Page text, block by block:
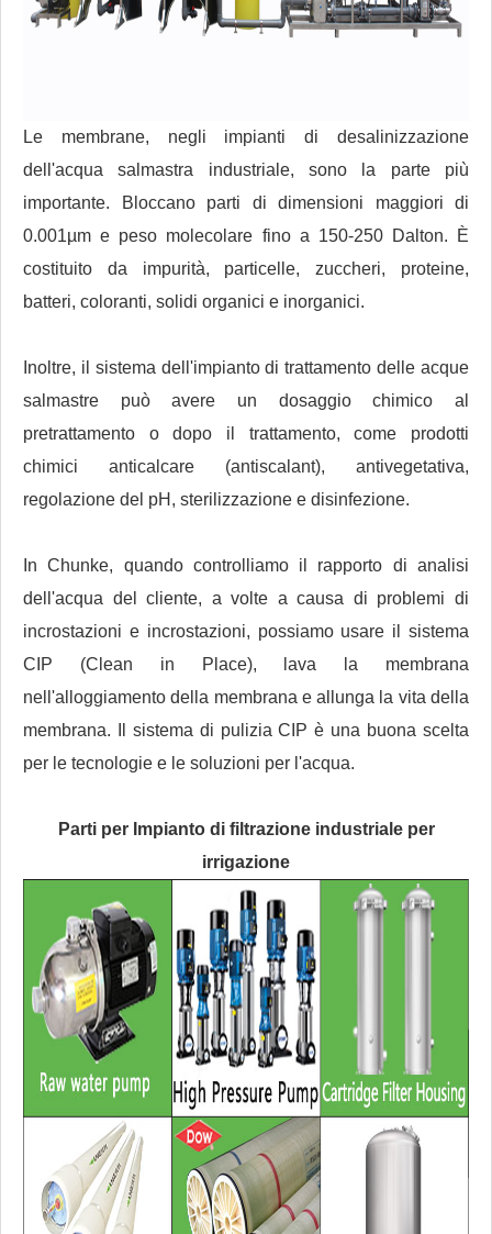
Le membrane, negli impianti di desalinizzazione
dell'acqua salmastra industriale, sono la parte più
importante. Bloccano parti di dimensioni maggiori di
0.001µm e peso molecolare fino a 150-250 Dalton. È
costituito da impurità, particelle, zuccheri, proteine,
batteri, coloranti, solidi organici e inorganici.
Inoltre, il sistema dell'impianto di trattamento delle acque
salmastre può avere un dosaggio chimico al
pretrattamento o dopo il trattamento, come prodotti
chimici anticalcare (antiscalant), antivegetativa,
regolazione del pH, sterilizzazione e disinfezione.
In Chunke, quando controlliamo il rapporto di analisi
dell'acqua del cliente, a volte a causa di problemi di
incrostazioni e incrostazioni, possiamo usare il sistema
CIP (Clean in Place), lava la membrana
nell'alloggiamento della membrana e allunga la vita della
membrana. Il sistema di pulizia CIP è una buona scelta
per le tecnologie e le soluzioni per l'acqua.
Parti per Impianto di filtrazione industriale per
irrigazione